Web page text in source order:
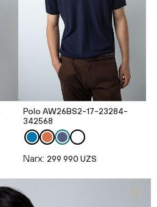
Polo AW26BS2-17-23284-
342568
Narx: 299 990 UZS